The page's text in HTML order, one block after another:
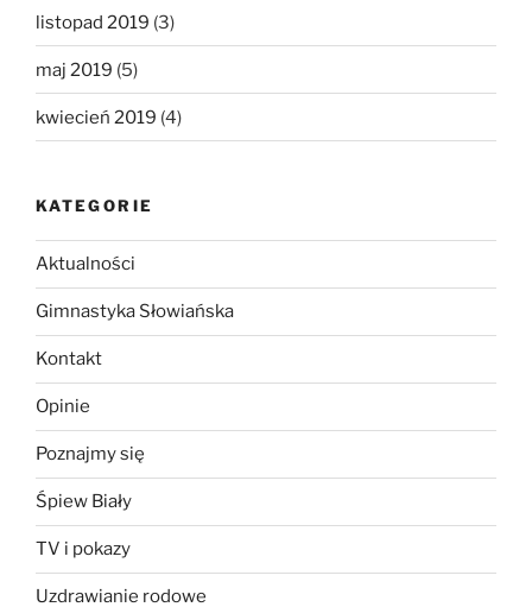
listopad 2019 (3)
maj 2019 (5)
kwiecień 2019 (4)
KATEGORIE
Aktualności
Gimnastyka Słowiańska
Kontakt
Opinie
Poznajmy się
Śpiew Biały
TV i pokazy
Uzdrawianie rodowe